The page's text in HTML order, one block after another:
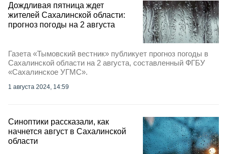
Дождливая пятница ждет
жителей Сахалинской области:
прогноз погоды на 2 августа
Газета «Тымовский вестник» публикует прогноз погоды в
Сахалинской области на 2 августа, составленный ФГБУ
«Сахалинское УГМС».
1 августа 2024, 14:59
Синоптики рассказали, как
начнется август в Сахалинской
области